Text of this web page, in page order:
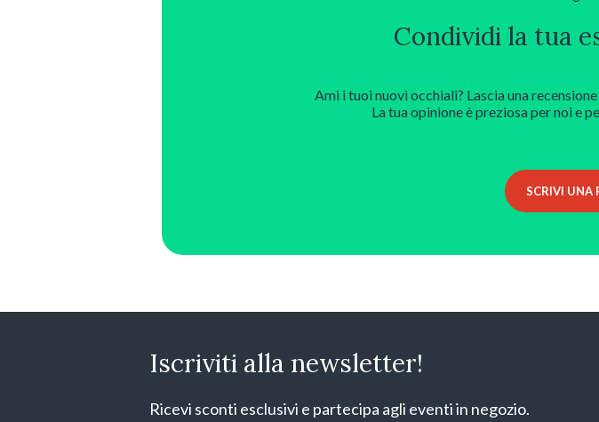
Condividi la tua
Ami i tuoi nuovi occhiali? Lascia una
La tua opinione è preziosa per noi e
SCRIVI UNA
Iscriviti alla newsletter!
Ricevi sconti esclusivi e partecipa agli eventi in negozio.